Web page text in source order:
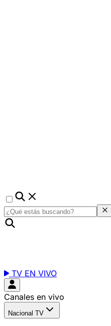
TV EN VIVO
Canales en vivo
Nacional TV